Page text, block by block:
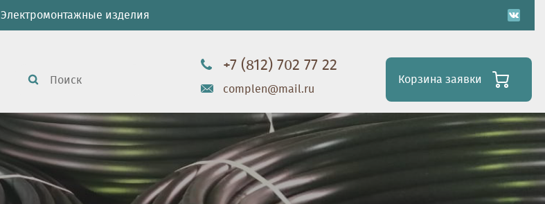
Электромонтажные изделия
+7 (812) 702 77 22
complen@mail.ru
Корзина заявки